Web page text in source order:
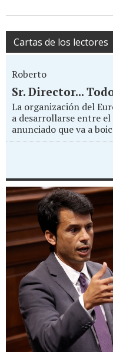
Cartas de los lectores
Roberto
Sr. Director...
La organización del
a desarrollarse entre el
anunciado que va a